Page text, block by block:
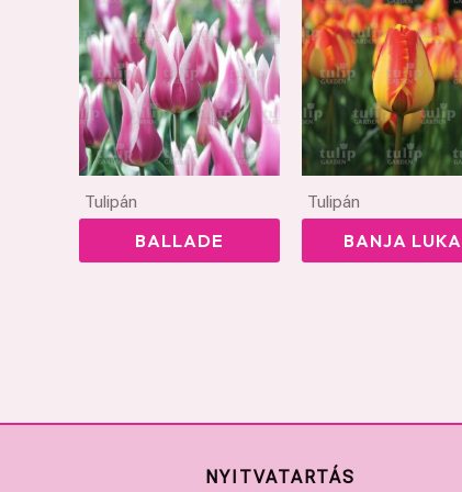
Tulipán
BALLADE
Tulipán
BANJA LUKA
NYITVATARTÁS